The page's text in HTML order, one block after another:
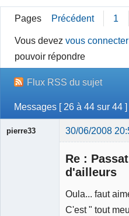
Pages Précédent 1
Vous devezvous connecter
pouvoir répondre
Flux RSS du sujet
Messages [ 26 à 44 sur 44 ]
pierre33 30/06/2008
Re :
d'ailleurs
Oula... faut
C'est " tout